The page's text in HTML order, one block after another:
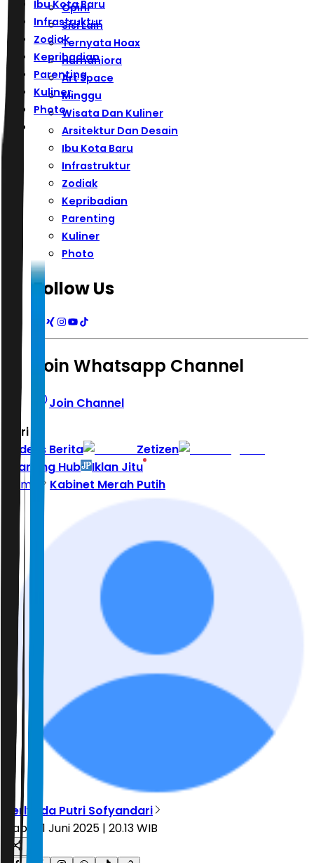
Ibu Kota Baru
Infrastruktur
Zodiak
Kepribadian
Parenting
Kuliner
Photo
Opini
Sisi Lain
Ternyata Hoax
Humaniora
Art Space
Minggu
Wisata Dan Kuliner
Arsitektur Dan Desain
Ibu Kota Baru
Infrastruktur
Zodiak
Kepribadian
Parenting
Kuliner
Photo
Follow Us
Join Whatsapp Channel
Join Channel
Hari ini
Indeks Berita
Zetizen
Learning Hub
Iklan Jitu
Home
Kabinet Merah Putih
Ferlynda Putri Sofyandari
Rabu, 11 Juni 2025 | 20.13 WIB